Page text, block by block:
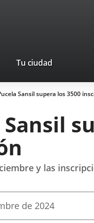
Tu ciudad
Sansil supera los 3500
Sansil
y las
de 2024